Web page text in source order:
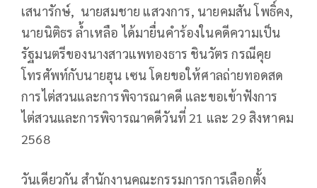
เสนารักษ์, นายสมชาย แสวงการ, นายคมสัน โพธิ์คง,
นายนิติธร ล้ำเหลือ ได้มายื่นคำร้องในคดีความเป็น
รัฐมนตรีของนางสาวแพทองธาร ชินวัตร กรณีคุย
โทรศัพท์กับนายฮุน เซน โดยขอให้ศาลถ่ายทอดสด
การไต่สวนและการพิจารณาคดี และขอเข้าฟังการ
ไต่สวนและการพิจารณาคดีวันที่ 21 และ 29 สิงหาคม
2568
วันเดียวกัน สำนักงานคณะกรรมการการเลือกตั้ง